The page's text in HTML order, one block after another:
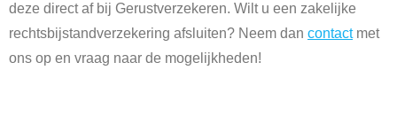
deze direct af bij Gerustverzekeren. Wilt u een zakelijke
rechtsbijstandverzekering afsluiten? Neem dan contactmet
ons op en vraag naar de mogelijkheden!